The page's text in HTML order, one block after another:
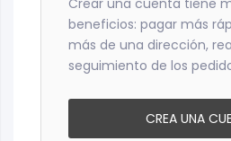
Crear una cuenta tiene
beneficios: pagar más
más de una dirección,
seguimiento de los
CREA UNA